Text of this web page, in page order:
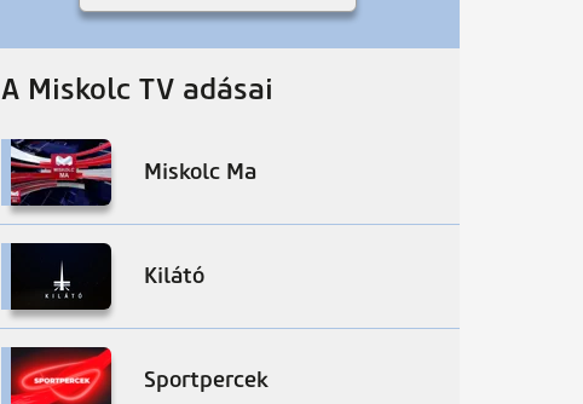
A Miskolc TV adásai
Miskolc Ma
Kilátó
Sportpercek